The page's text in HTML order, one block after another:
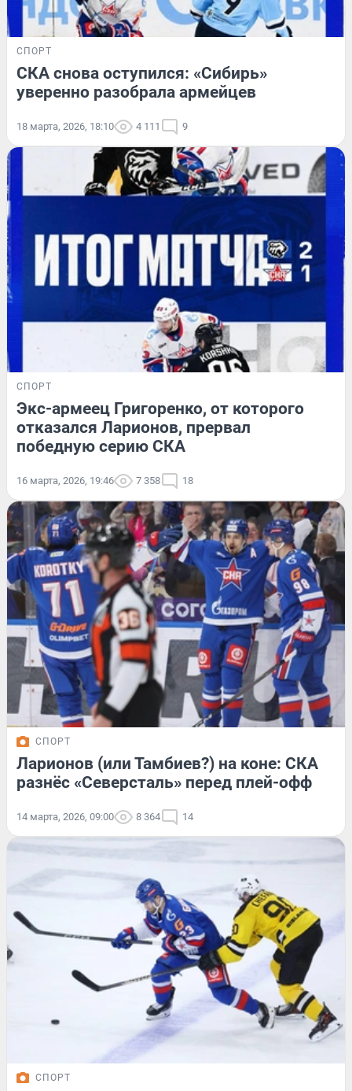
СПОРТ
СКА снова оступился: «Сибирь»
уверенно разобрала армейцев
18 марта, 2026, 18:10 4 111 9
СПОРТ
Экс-армеец Григоренко, от которого
отказался Ларионов, прервал
победную серию СКА
16 марта, 2026, 19:46 7 358 18
СПОРТ
Ларионов (или Тамбиев?) на коне: СКА
разнёс «Северсталь» перед плей-офф
14 марта, 2026, 09:00 8 364 14
СПОРТ